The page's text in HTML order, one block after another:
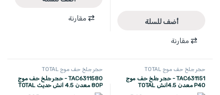
أضف للسلة
مقارنة
مقارنة
حجر جلخ حف موج TOTAL
TAC631151 - حجر جلخ حف موج
P40 معدن 4.5انش TOTAL
حجر جلخ حف موج TOTAL
TAC6311580 - حجر جلخ حف موج
80P معدن 4.5 انش حديث TOTAL